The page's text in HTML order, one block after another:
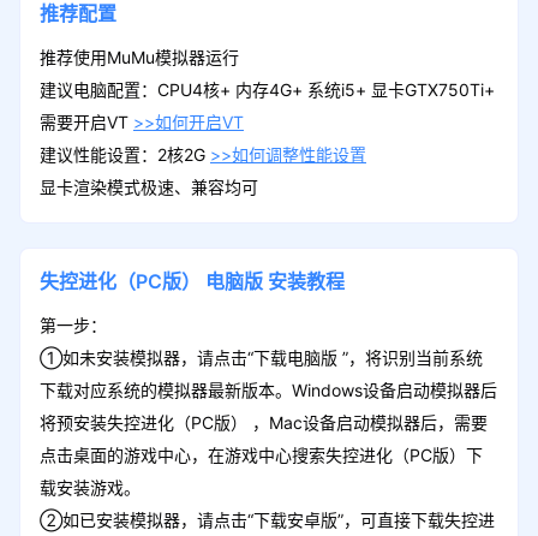
推荐配置
推荐使用MuMu模拟器运行
建议电脑配置：CPU4核+ 内存4G+ 系统i5+ 显卡GTX750Ti+
需要开启VT >>如何开启VT
建议性能设置：2核2G >>如何调整性能设置
显卡渲染模式极速、兼容均可
失控进化（PC版） 电脑版 安装教程
第一步：
①如未安装模拟器，请点击“下载电脑版 ”，将识别当前系统
下载对应系统的模拟器最新版本。Windows设备启动模拟器后
将预安装失控进化（PC版） ，Mac设备启动模拟器后，需要
点击桌面的游戏中心，在游戏中心搜索失控进化（PC版）下
载安装游戏。
②如已安装模拟器，请点击“下载安卓版”，可直接下载失控进